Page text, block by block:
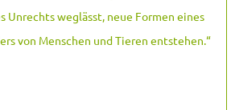
Unrechts weglässt, neue Formen eines
von Menschen und Tieren entstehen.“